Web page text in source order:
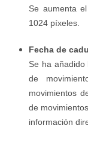
Se aumenta
1024 píxeles.
Fecha de
Se ha
de
movimientos
de
información